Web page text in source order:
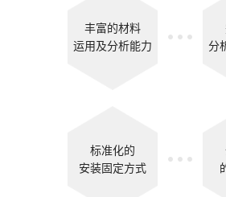
丰富的材料
运用及分析能力
分
标准化的
安装固定方式